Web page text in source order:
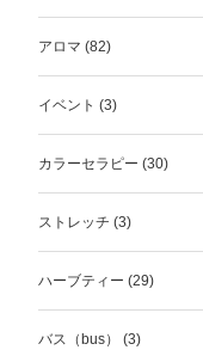
アロマ (82)
イベント (3)
カラーセラピー (30)
ストレッチ (3)
ハーブティー (29)
バス（bus） (3)